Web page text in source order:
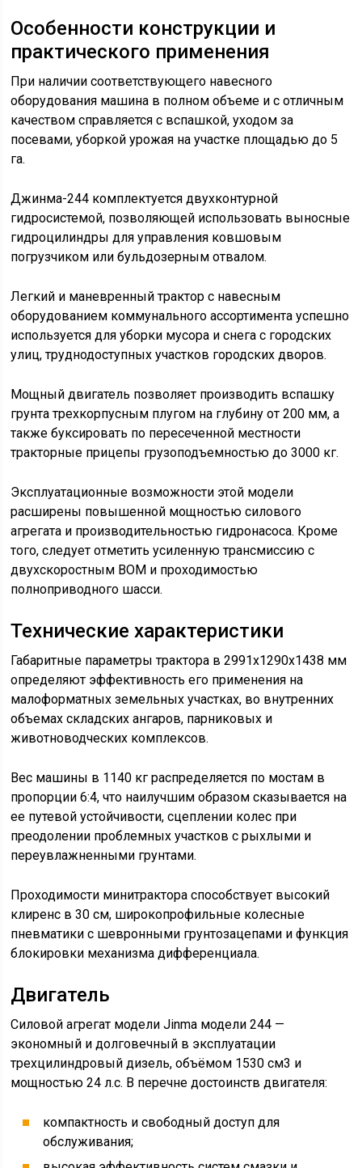
Особенности конструкции и
практического применения
При наличии соответствующего навесного
оборудования машина в полном объеме и с отличным
качеством справляется с вспашкой, уходом за
посевами, уборкой урожая на участке площадью до 5
га.
Джинма-244 комплектуется двухконтурной
гидросистемой, позволяющей использовать выносные
гидроцилиндры для управления ковшовым
погрузчиком или бульдозерным отвалом.
Легкий и маневренный трактор с навесным
оборудованием коммунального ассортимента успешно
используется для уборки мусора и снега с городских
улиц, труднодоступных участков городских дворов.
Мощный двигатель позволяет производить вспашку
грунта трехкорпусным плугом на глубину от 200 мм, а
также буксировать по пересеченной местности
тракторные прицепы грузоподъемностью до 3000 кг.
Эксплуатационные возможности этой модели
расширены повышенной мощностью силового
агрегата и производительностью гидронасоса. Кроме
того, следует отметить усиленную трансмиссию с
двухскоростным ВОМ и проходимостью
полноприводного шасси.
Технические характеристики
Габаритные параметры трактора в 2991х1290х1438 мм
определяют эффективность его применения на
малоформатных земельных участках, во внутренних
объемах складских ангаров, парниковых и
животноводческих комплексов.
Вес машины в 1140 кг распределяется по мостам в
пропорции 6:4, что наилучшим образом сказывается на
ее путевой устойчивости, сцеплении колес при
преодолении проблемных участков с рыхлыми и
переувлажненными грунтами.
Проходимости минитрактора способствует высокий
клиренс в 30 см, широкопрофильные колесные
пневматики с шевронными грунтозацепами и функция
блокировки механизма дифференциала.
Двигатель
Силовой агрегат модели Jinma модели 244 —
экономный и долговечный в эксплуатации
трехцилиндровый дизель, объёмом 1530 см3 и
мощностью 24 л.с. В перечне достоинств двигателя:
компактность и свободный доступ для
обслуживания;